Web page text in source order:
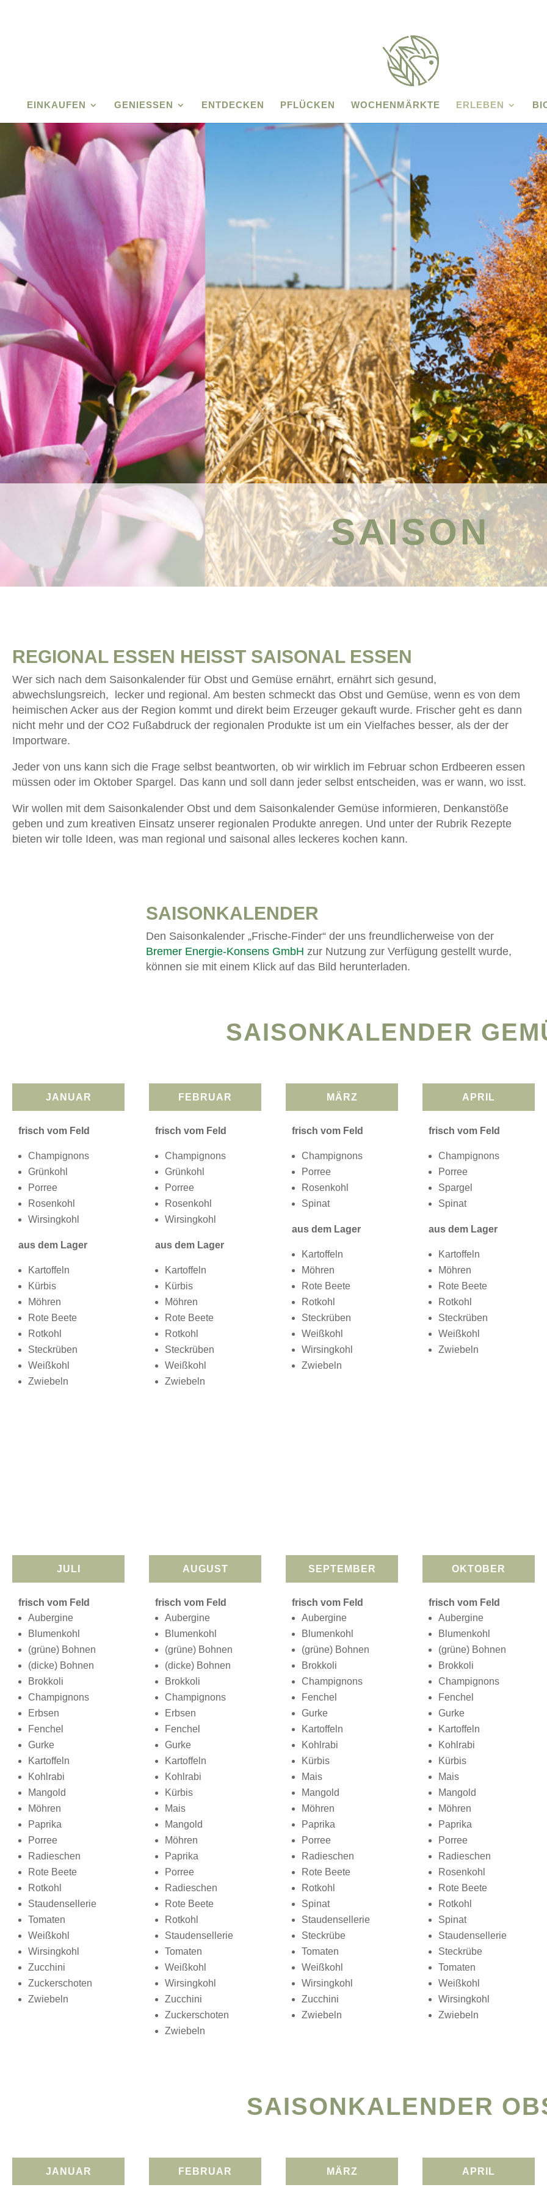
EINKAUFEN GENIESSEN ENTDECKEN PFLÜCKEN WOCHENMÄRKTE ERLEBEN
SAISON
REGIONAL ESSEN HEISST SAISONAL ESSEN
Wer sich nach dem Saisonkalender für Obst und Gemüse ernährt, ernährt sich gesund,
abwechslungsreich, lecker und regional. Am besten schmeckt das Obst und Gemüse, wenn es von dem
heimischen Acker aus der Region kommt und direkt beim Erzeuger gekauft wurde. Frischer geht es dann
nicht mehr und der CO2 Fußabdruck der regionalen Produkte ist um ein Vielfaches besser, als der der
Importware.
Jeder von uns kann sich die Frage selbst beantworten, ob wir wirklich im Februar schon Erdbeeren essen
müssen oder im Oktober Spargel. Das kann und soll dann jeder selbst entscheiden, was er wann, wo isst.
Wir wollen mit dem Saisonkalender Obst und dem Saisonkalender Gemüse informieren, Denkanstöße
geben und zum kreativen Einsatz unserer regionalen Produkte anregen. Und unter der Rubrik Rezepte
bieten wir tolle Ideen, was man regional und saisonal alles leckeres kochen kann.
SAISONKALENDER
Den Saisonkalender „Frische-Finder“ der uns freundlicherweise von der
Bremer Energie-Konsens GmbH zur Nutzung zur Verfügung gestellt wurde,
können sie mit einem Klick auf das Bild herunterladen.
SAISONKALENDER
JANUAR
frisch vom Feld
Champignons
Grünkohl
Porree
Rosenkohl
Wirsingkohl
aus dem Lager
Kartoffeln
Kürbis
Möhren
Rote Beete
Rotkohl
Steckrüben
Weißkohl
Zwiebeln
FEBRUAR
frisch vom Feld
Champignons
Grünkohl
Porree
Rosenkohl
Wirsingkohl
aus dem Lager
Kartoffeln
Kürbis
Möhren
Rote Beete
Rotkohl
Steckrüben
Weißkohl
Zwiebeln
MÄRZ
frisch vom Feld
Champignons
Porree
Rosenkohl
Spinat
aus dem Lager
Kartoffeln
Möhren
Rote Beete
Rotkohl
Steckrüben
Weißkohl
Wirsingkohl
Zwiebeln
APRIL
frisch vom Feld
Champignons
Porree
Spargel
Spinat
aus dem Lager
Kartoffeln
Möhren
Rote Beete
Rotkohl
Steckrüben
Weißkohl
Zwiebeln
JULI
frisch vom Feld
Aubergine
Blumenkohl
(grüne) Bohnen
(dicke) Bohnen
Brokkoli
Champignons
Erbsen
Fenchel
Gurke
Kartoffeln
Kohlrabi
Mangold
Möhren
Paprika
Porree
Radieschen
Rote Beete
Rotkohl
Staudensellerie
Tomaten
Weißkohl
Wirsingkohl
Zucchini
Zuckerschoten
Zwiebeln
AUGUST
frisch vom Feld
Aubergine
Blumenkohl
(grüne) Bohnen
(dicke) Bohnen
Brokkoli
Champignons
Erbsen
Fenchel
Gurke
Kartoffeln
Kohlrabi
Kürbis
Mais
Mangold
Möhren
Paprika
Porree
Radieschen
Rote Beete
Rotkohl
Staudensellerie
Tomaten
Weißkohl
Wirsingkohl
Zucchini
Zuckerschoten
Zwiebeln
SEPTEMBER
frisch vom Feld
Aubergine
Blumenkohl
(grüne) Bohnen
Brokkoli
Champignons
Fenchel
Gurke
Kartoffeln
Kohlrabi
Kürbis
Mais
Mangold
Möhren
Paprika
Porree
Radieschen
Rote Beete
Rotkohl
Spinat
Staudensellerie
Steckrübe
Tomaten
Weißkohl
Wirsingkohl
Zucchini
Zwiebeln
OKTOBER
frisch vom Feld
Aubergine
Blumenkohl
(grüne) Bohnen
Brokkoli
Champignons
Fenchel
Gurke
Kartoffeln
Kohlrabi
Kürbis
Mais
Mangold
Möhren
Paprika
Porree
Radieschen
Rosenkohl
Rote Beete
Rotkohl
Spinat
Staudensellerie
Steckrübe
Tomaten
Weißkohl
Wirsingkohl
Zwiebeln
SAISONKALENDER
JANUAR FEBRUAR MÄRZ APRIL